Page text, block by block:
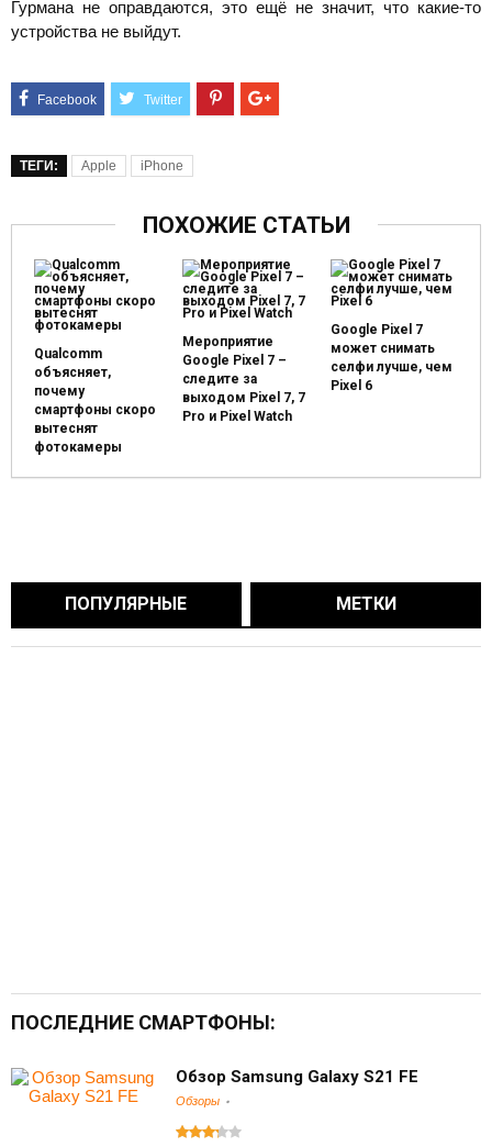
Гурмана не оправдаются, это ещё не значит, что какие-то
устройства не выйдут.
ТЕГИ: Apple iPhone
ПОХОЖИЕ СТАТЬИ
Qualcomm
объясняет,
почему
смартфоны скоро
вытеснят
фотокамеры
Мероприятие
Google Pixel 7 –
следите за
выходом Pixel 7, 7
Pro и Pixel Watch
Google Pixel 7
может снимать
селфи лучше, чем
Pixel 6
ПОПУЛЯРНЫЕ МЕТКИ
ПОСЛЕДНИЕ СМАРТФОНЫ:
Обзор Samsung Galaxy S21 FE
Обзоры